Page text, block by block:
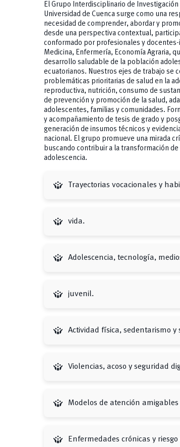
El Grupo Interdisciplinario de
Universidad de Cuenca surge como una
necesidad de comprender, abordar y
desde una perspectiva contextual,
conformado por profesionales y
Medicina, Enfermería, Economía Agraria,
desarrollo saludable de la población
ecuatorianos. Nuestros ejes de trabajo se
problemáticas prioritarias de salud en la
reproductiva, nutrición, consumo de
de prevención y promoción de la salud,
adolescentes, familias y comunidades.
y acompañamiento de tesis de grado y
generación de insumos técnicos y
nacional. El grupo promueve una mirada
buscando contribuir a la transformación
adolescencia.
crowdsource Trayectorias vocacionales y
crowdsource vida.
crowdsource Adolescencia, tecnología,
crowdsource juvenil.
crowdsource Actividad física, sedentarismo y
crowdsource Violencias, acoso y seguridad
crowdsource Modelos de atención
crowdsource Enfermedades crónicas y